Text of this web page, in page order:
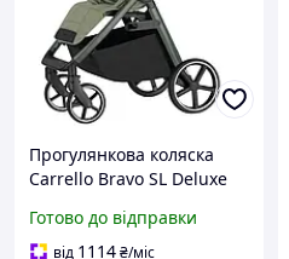
Прогулянкова коляска
Carrello Bravo SL Deluxe
Регульована ручка, гумові
колеса, накидка, 2025
Готово до відправки
від 1114₴/міс